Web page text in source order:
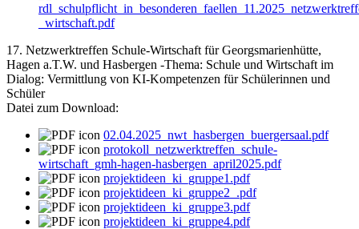
_wirtschaft.pdf
17. Netzwerktreffen Schule-Wirtschaft für Georgsmarienhütte,
Hagen a.T.W. und Hasbergen -Thema: Schule und Wirtschaft im
Dialog: Vermittlung von KI-Kompetenzen für Schülerinnen und
Schüler
Datei zum Download:
02.04.2025_nwt_hasbergen_buergersaal.pdf
protokoll_netzwerktreffen_schule-
wirtschaft_gmh-hagen-hasbergen_april2025.pdf
projektideen_ki_gruppe1.pdf
projektideen_ki_gruppe2_.pdf
projektideen_ki_gruppe3.pdf
projektideen_ki_gruppe4.pdf